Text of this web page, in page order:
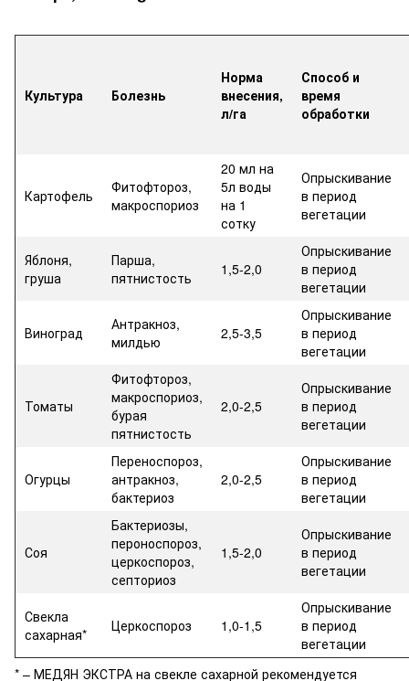
Культура Болезнь
Норма
внесения,
л/га
Способ и
время
обработки
Картофель
Фитофтороз,
макроспориоз
20 мл на
5л воды
на 1
сотку
Опрыскивание
в период
вегетации
Яблоня,
груша
Парша,
пятнистость
1,5-2,0
Опрыскивание
в период
вегетации
Виноград
Антракноз,
милдью
2,5-3,5
Опрыскивание
в период
вегетации
Томаты
Фитофтороз,
макроспориоз,
бурая
пятнистость
2,0-2,5
Опрыскивание
в период
вегетации
Огурцы
Переноспороз,
антракноз,
бактериоз
2,0-2,5
Опрыскивание
в период
вегетации
Соя
Бактериозы,
пероноспороз,
церкоспороз,
септориоз
1,5-2,0
Опрыскивание
в период
вегетации
Свекла
сахарная*
Церкоспороз 1,0-1,5
Опрыскивание
в период
вегетации
* – МЕДЯН ЭКСТРА на свекле сахарной рекомендуется